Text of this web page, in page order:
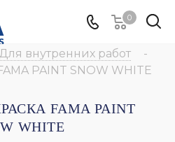
0
Для внутренних работ
-
PAINT SNOW WHITE
FAMA PAINT
WHITE